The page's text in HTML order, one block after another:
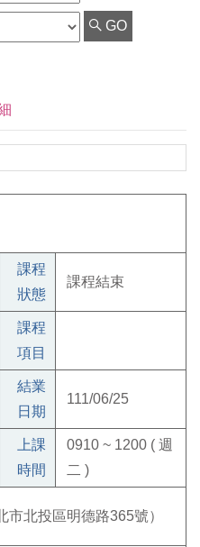
GO
課程
狀態
課程結束
課程
項目
結業
日期
111/06/25
上課
時間
0910 ~ 1200 ( 週
二 )
市北投區明德路365號）